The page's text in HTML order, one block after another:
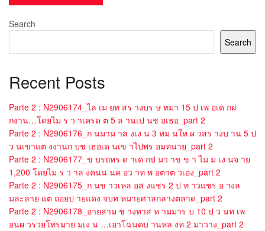
Search
Search
Recent Posts
Parte 2 : N2906174_ไล เม ยท สร างบร ษ ทมา 15 ป เพ อเด กฝ
กงาน…โดยไม ร ว าเครด ต 5 ล านเป นช อเธอ_part 2
Parte 2 : N2906176_ก นมาม าส งเง น 3 หม นให ผ วสร างบ าน 5 ป
ว นเขาแต งงานก บช เธอเด นเข าไปพร อมทนาย_part 2
Parte 2 : N2906177_ข บรถหร ด าเด กป มว าข ข า ไม ม เง นจ าย
1,200 โดยไม ร ว าล งคนน นค อว าท พ อตาต วเอง_part 2
Parte 2 : N2906175_ก นข าวเหล อส งแชร 2 ป ท าวแชร อ างล
มละลาย แต ถอยป ายแดง จบท หมายศาลกลางตลาด_part 2
Parte 2 : N2906178_อายสาม ช างทาส ห ามมาร บ 10 ป ว นท เพ
อนผ วรวยโทรมาย มเง น …เอาโฉนดบ านหล งท 2 มาวาง_part 2